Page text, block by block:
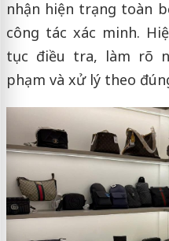
nhận hiện trạng toàn
công tác xác minh.
tục điều tra, làm rõ
phạm và xử lý theo